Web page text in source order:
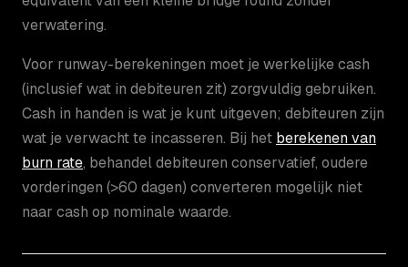
verwatering.
Voor runway-berekeningen moet je werkelijke cash
(inclusief wat in debiteuren zit) zorgvuldig gebruiken.
Cash in handen is wat je kunt uitgeven; debiteuren zijn
wat je verwacht te incasseren. Bij het berekenen van
burn rate, behandel debiteuren conservatief, oudere
vorderingen (>60 dagen) converteren mogelijk niet
naar cash op nominale waarde.